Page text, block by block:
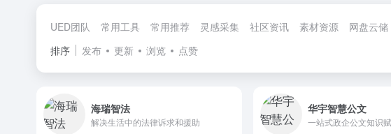
UED团队 常用工具 常用推荐 灵感采集 社区资讯 素材资源
网盘云储
排序
发布 更新 浏览 点赞
海瑞智法
解决生活中的法律诉求和援助
华宇智慧公文